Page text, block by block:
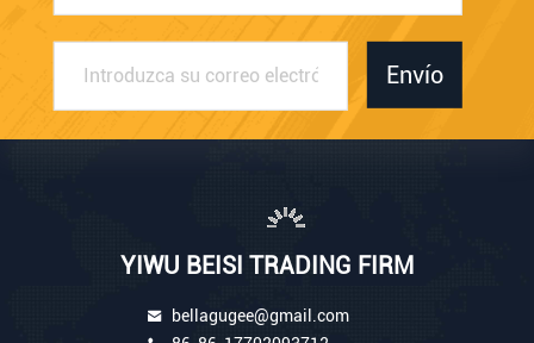
Envío
YIWU BEISI TRADING FIRM
bellagugee@gmail.com